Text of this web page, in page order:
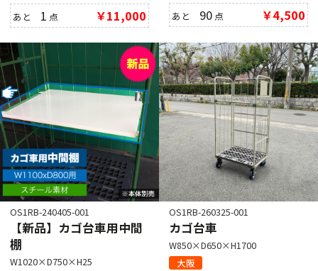
あと 1 点 ￥11,000
あと 90 点 ￥4,500
OS1RB-240405-001
【新品】カゴ台車用中間
棚
W1020×D750×H25
OS1RB-260325-001
カゴ台車
W850×D650×H1700
大阪